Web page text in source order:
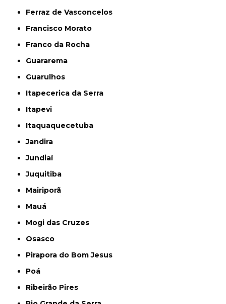
Ferraz de Vasconcelos
Francisco Morato
Franco da Rocha
Guararema
Guarulhos
Itapecerica da Serra
Itapevi
Itaquaquecetuba
Jandira
Jundiaí
Juquitiba
Mairiporã
Mauá
Mogi das Cruzes
Osasco
Pirapora do Bom Jesus
Poá
Ribeirão Pires